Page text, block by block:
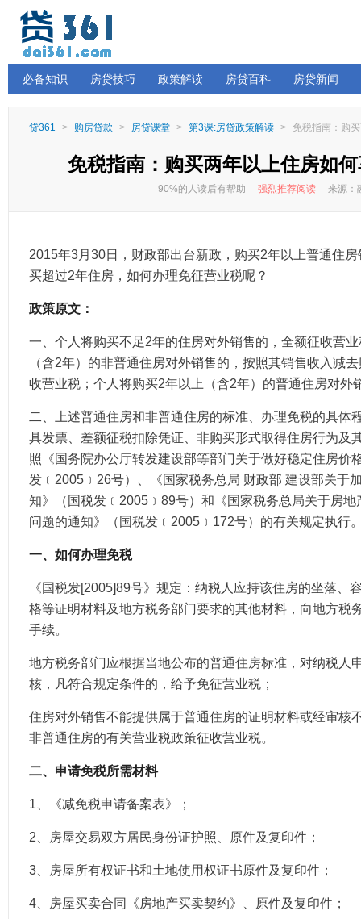
必备知识 房贷技巧 政策解读 房贷百科 房贷新闻
贷361 > 购房贷款 > 房贷课堂 > 第3课:房贷政策解读 > 免税指南：购
免税指南：购买两年以上住房如
90%的人读后有帮助 强烈推荐阅读 来源：
2015年3月30日，财政部出台新政，购买2年以上普通住
买超过2年住房，如何办理免征营业税呢？
政策原文：
一、个人将购买不足2年的住房对外销售的，全额征收营
（含2年）的非普通住房对外销售的，按照其销售收入减
收营业税；个人将购买2年以上（含2年）的普通住房对外
二、上述普通住房和非普通住房的标准、办理免税的具体
具发票、差额征税扣除凭证、非购买形式取得住房行为及
照《国务院办公厅转发建设部等部门关于做好稳定住房价
发﹝2005﹞26号）、《国家税务总局 财政部 建设部关于
知》（国税发﹝2005﹞89号）和《国家税务总局关于房
问题的通知》（国税发﹝2005﹞172号）的有关规定执行
一、如何办理免税
《国税发[2005]89号》规定：纳税人应持该住房的坐落、
格等证明材料及地方税务部门要求的其他材料，向地方税
手续。
地方税务部门应根据当地公布的普通住房标准，对纳税人
核，凡符合规定条件的，给予免征营业税；
住房对外销售不能提供属于普通住房的证明材料或经审核
非普通住房的有关营业税政策征收营业税。
二、申请免税所需材料
1、《减免税申请备案表》；
2、房屋交易双方居民身份证护照、原件及复印件；
3、房屋所有权证书和土地使用权证书原件及复印件；
4、房屋买卖合同《房地产买卖契约》、原件及复印件；